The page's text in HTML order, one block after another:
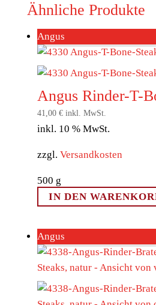
Ähnliche Produkte
Angus
Angus Rinder-T-
41,00 € inkl. MwSt.
inkl. 10 % MwSt.
zzgl. Versandkosten
500 g
IN DEN
Angus